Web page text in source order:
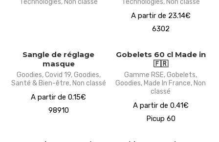
Technologies, Non classé
Technologies, Non classé
A partir de 23.14€
6302
Sangle de réglage
masque
Goodies,Covid 19,Goodies,
Santé & Bien-être, Non classé
A partir de 0.15€
98910
Gobelets 60 cl Made in
🇫🇷
Gamme RSE,Gobelets,
Goodies, Made In France, Non
classé
A partir de 0.41€
Picup 60